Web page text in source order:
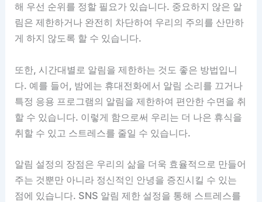
해 우선 순위를 정할 필요가 있습니다. 중요하지 않은 알
림은 제한하거나 완전히 차단하여 우리의 주의를 산만하
게 하지 않도록 할 수 있습니다.
또한, 시간대별로 알림을 제한하는 것도 좋은 방법입니
다. 예를 들어, 밤에는 휴대전화에서 알림 소리를 끄거나
특정 응용 프로그램의 알림을 제한하여 편안한 수면을 취
할 수 있습니다. 이렇게 함으로써 우리는 더 나은 휴식을
취할 수 있고 스트레스를 줄일 수 있습니다.
알림 설정의 장점은 우리의 삶을 더욱 효율적으로 만들어
주는 것뿐만 아니라 정신적인 안녕을 증진시킬 수 있는
점에 있습니다. SNS 알림 제한 설정을 통해 스트레스를